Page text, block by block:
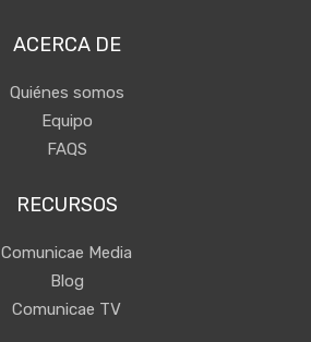
ACERCA DE
Quiénes somos
Equipo
FAQS
RECURSOS
Comunicae Media
Blog
Comunicae TV